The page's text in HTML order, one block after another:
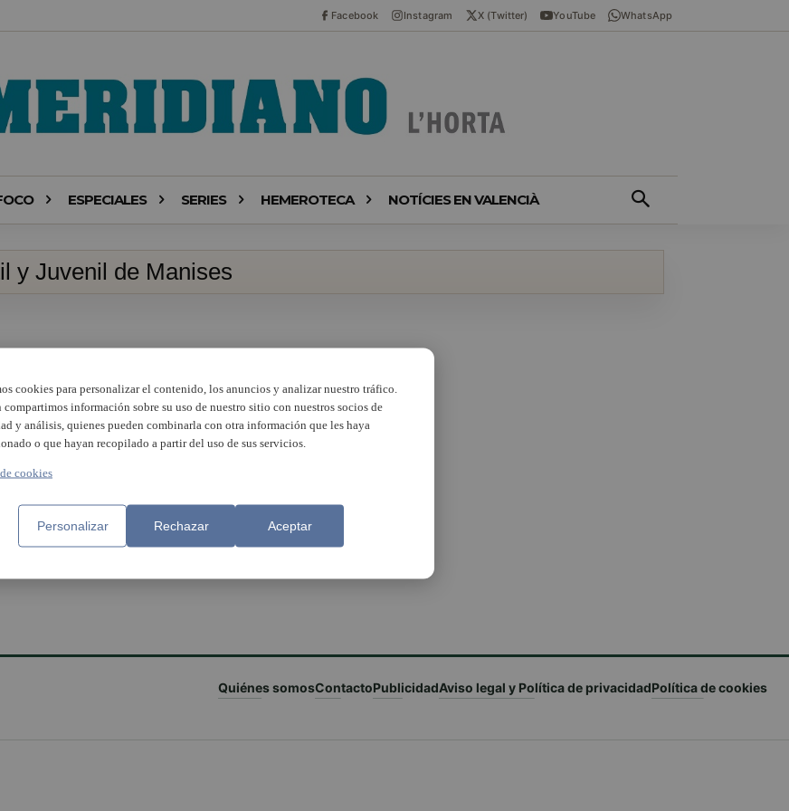
Facebook Instagram X (Twitter) YouTube WhatsApp
ESPECIALES SERIES HEMEROTECA NOTÍCIES EN VALENCIÀ
y Juvenil de Manises
Quiénes somosContactoPublicidadAviso legal y Política de privacidadPolítica de cookies
cookies para personalizar el contenido, los anuncios y analizar nuestro tráfico.
compartimos información sobre su uso de nuestro sitio con nuestros socios de
y análisis, quienes pueden combinarla con otra información que les haya
o que hayan recopilado a partir del uso de sus servicios.
cookies
Personalizar Rechazar Aceptar